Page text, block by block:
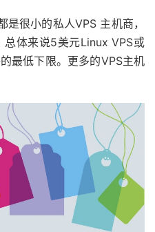
很小的私人VPS 主机商，
体来说5美元Linux VPS或
最低下限。更多的VPS主机